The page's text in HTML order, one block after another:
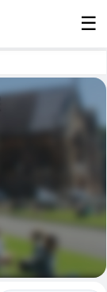
☰